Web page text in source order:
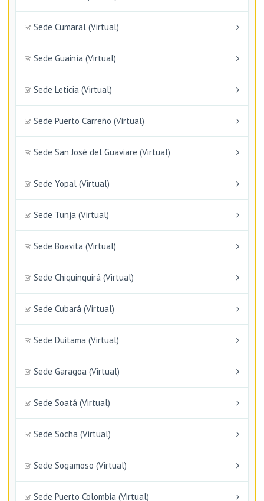
Sede Cumaral (Virtual)
Sede Guainía (Virtual)
Sede Leticia (Virtual)
Sede Puerto Carreño (Virtual)
Sede San José del Guaviare (Virtual)
Sede Yopal (Virtual)
Sede Tunja (Virtual)
Sede Boavita (Virtual)
Sede Chiquinquirá (Virtual)
Sede Cubará (Virtual)
Sede Duitama (Virtual)
Sede Garagoa (Virtual)
Sede Soatá (Virtual)
Sede Socha (Virtual)
Sede Sogamoso (Virtual)
Sede Puerto Colombia (Virtual)